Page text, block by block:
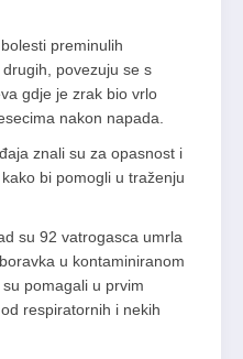
preminulih
povezuju se s
gdje je zrak bio vrlo
nakon napada.
znali su za opasnost i
bi pomogli u traženju
su 92 vatrogasca umrla
u kontaminiranom
pomagali u prvim
respiratornih i nekih